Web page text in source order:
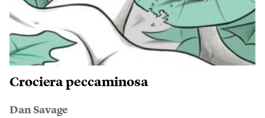
Crociera peccaminosa
Dan Savage